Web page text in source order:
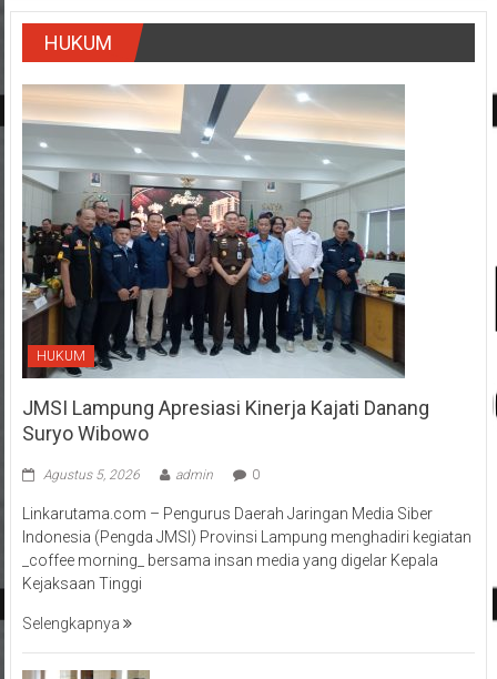
HUKUM
HUKUM
JMSI Lampung Apresiasi Kinerja Kajati Danang
Suryo Wibowo
Agustus 5, 2026 admin 0
Linkarutama.com – Pengurus Daerah Jaringan Media Siber
Indonesia (Pengda JMSI) Provinsi Lampung menghadiri kegiatan
_coffee morning_ bersama insan media yang digelar Kepala
Kejaksaan Tinggi
Selengkapnya